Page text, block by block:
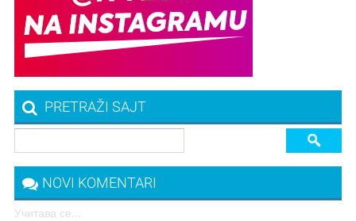
PRETRAŽI SAJT
NOVI KOMENTARI
Учитава се...